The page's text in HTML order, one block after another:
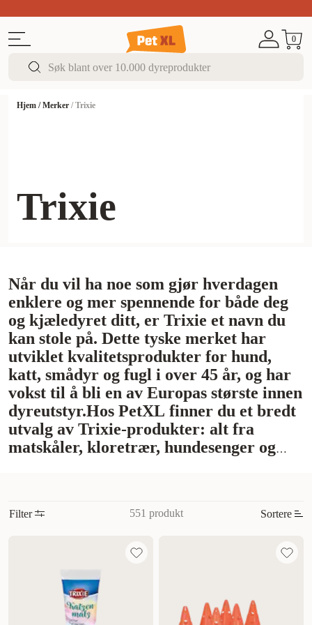
0
Hjem /Merker /Trixie
Trixie
Når du vil ha noe som gjør hverdagen
enklere og mer spennende for både deg
og kjæledyret ditt, er Trixie et navn du
kan stole på. Dette tyske merket har
utviklet kvalitetsprodukter for hund,
katt, smådyr og fugl i over 45 år, og har
vokst til å bli en av Europas største innen
dyreutstyr.Hos PetXL finner du et bredt
utvalg av Trixie-produkter: alt fra
matskåler, kloretrær, hundesenger og
hund med behov for ekstra støtte, eller
stimulering, så finnes det en Trixie-
løsning som passer.
er utviklet og testet internt av Trixies
egne eksperter. Fokus ligger alltid på
Filter 551 produkt Sortere
Høyest pris
Lavest pris